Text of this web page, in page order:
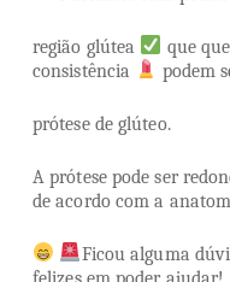
região glútea
que
consistência
podem
prótese de glúteo.
A prótese pode ser
de acordo com a
Ficou alguma